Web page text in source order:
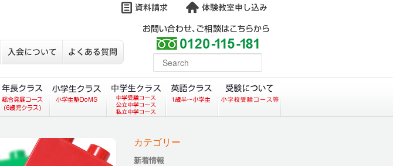
こどもクラブが目指すもの
入会について
よくある質問
カテゴリー
新着情報